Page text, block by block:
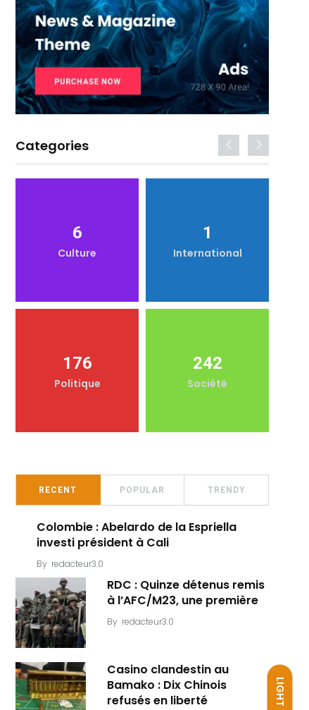
LIGHT
Categories
6
Culture
1
International
176
Politique
242
Société
RECENT POPULAR TRENDY
Colombie : Abelardo de la Espriella
investi président à Cali
By redacteur3.0
RDC : Quinze détenus remis
à l’AFC/M23, une première
By redacteur3.0
Casino clandestin au
Bamako : Dix Chinois
refusés en liberté